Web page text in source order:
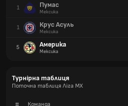
1 Пумас
Мексика
1 Крус Асуль
Мексика
5 Америка
Мексика
Турнірна таблиця
Поточна таблиця Ліга MX
# Команда